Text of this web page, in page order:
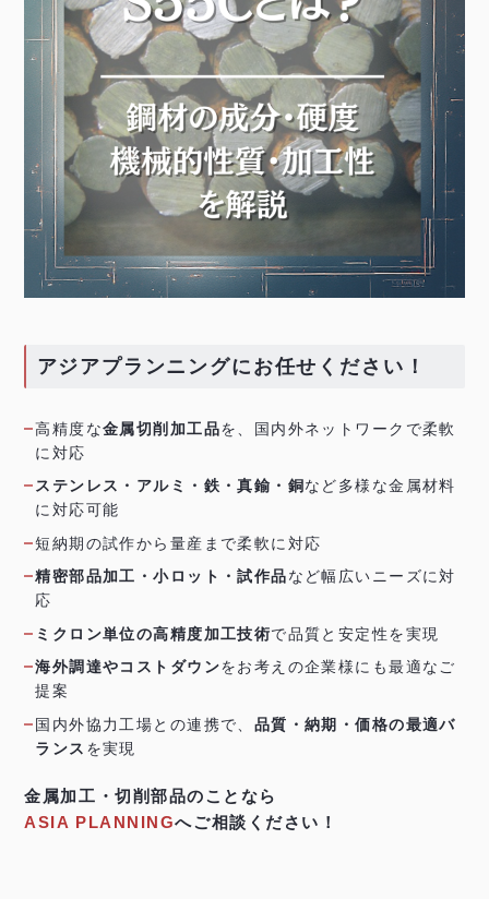
アジアプランニングにお任せください！
高精度な金属切削加工品を、国内外ネットワークで柔軟
に対応
ステンレス・アルミ・鉄・真鍮・銅など多様な金属材料
に対応可能
短納期の試作から量産まで柔軟に対応
精密部品加工・小ロット・試作品など幅広いニーズに対
応
ミクロン単位の高精度加工技術で品質と安定性を実現
海外調達やコストダウンをお考えの企業様にも最適なご
提案
国内外協力工場との連携で、 品質・納期・価格の最適バ
ランス を実現
金属加工・切削部品のことなら
ASIA PLANNINGへご相談ください！